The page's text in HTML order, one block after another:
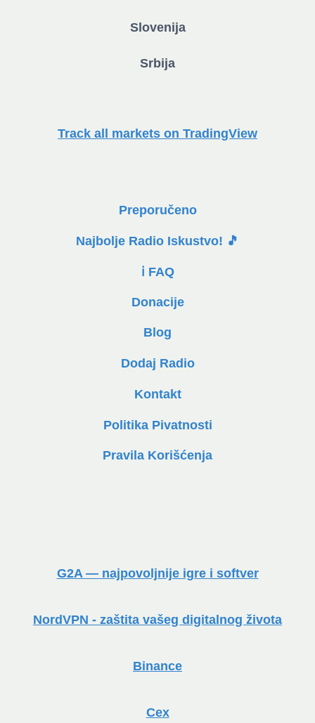
Slovenija
Srbija
Track all markets on TradingView
Preporučeno
Najbolje Radio Iskustvo! 🎵
ℹ️ FAQ
Donacije
Blog
Dodaj Radio
Kontakt
Politika Pivatnosti
Pravila Korišćenja
G2A — najpovoljnije igre i softver
NordVPN - zaštita vašeg digitalnog života
Binance
Cex